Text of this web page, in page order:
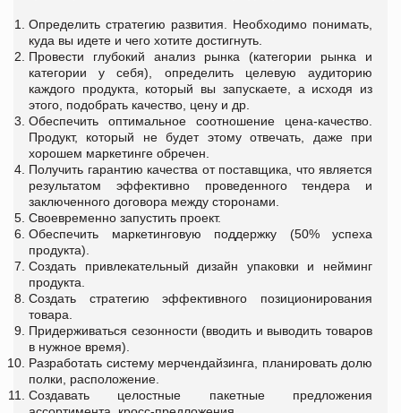
Определить стратегию развития. Необходимо понимать,
куда вы идете и чего хотите достигнуть.
Провести глубокий анализ рынка (категории рынка и
категории у себя), определить целевую аудиторию
каждого продукта, который вы запускаете, а исходя из
этого, подобрать качество, цену и др.
Обеспечить оптимальное соотношение цена-качество.
Продукт, который не будет этому отвечать, даже при
хорошем маркетинге обречен.
Получить гарантию качества от поставщика, что является
результатом эффективно проведенного тендера и
заключенного договора между сторонами.
Своевременно запустить проект.
Обеспечить маркетинговую поддержку (50% успеха
продукта).
Создать привлекательный дизайн упаковки и нейминг
продукта.
Создать стратегию эффективного позиционирования
товара.
Придерживаться сезонности (вводить и выводить товаров
в нужное время).
Разработать систему мерчендайзинга, планировать долю
полки, расположение.
Создавать целостные пакетные предложения